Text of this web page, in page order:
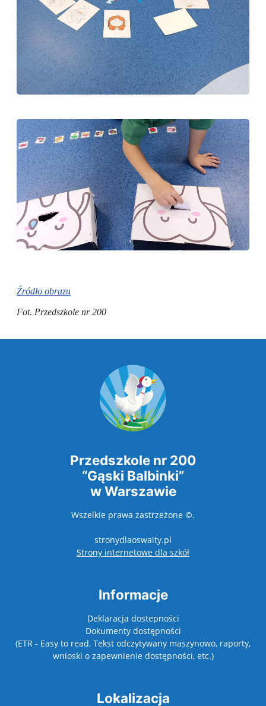
Źródło obrazu
Fot. Przedszkole nr 200
Przedszkole nr 200
“Gąski Balbinki”
w Warszawie
Wszelkie prawa zastrzeżone ©.
stronydlaoswaity.pl
Strony internetowe dla szkółotwiera się w
Informacje
Deklaracja dostepności
Dokumenty dostępności
(ETR - Easy to read, Tekst odczytywany maszynowo, raporty,
wnioski o zapewnienie dostępności, etc.)
Lokalizacja